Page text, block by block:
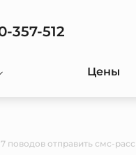
357-512
Цены
7 поводов отправить смс-